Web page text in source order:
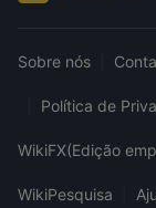
Sobre nós
Política de
WikiFX(Edição
WikiPesquisa